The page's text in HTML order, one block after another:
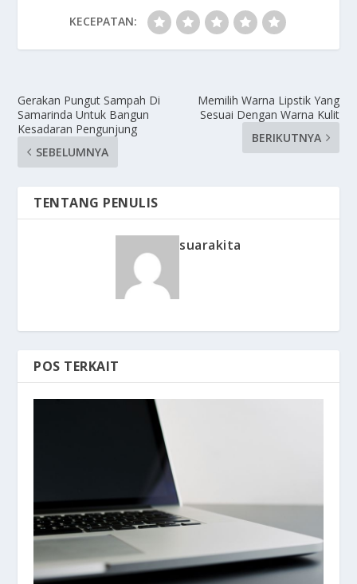
KECEPATAN:
Gerakan Pungut Sampah Di
Samarinda Untuk Bangun
Kesadaran Pengunjung
SEBELUMNYA
Memilih Warna Lipstik Yang
Sesuai Dengan Warna Kulit
BERIKUTNYA
TENTANG PENULIS
suarakita
POS TERKAIT